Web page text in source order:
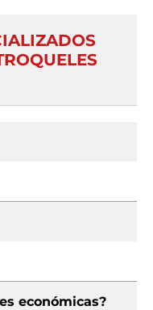
económicas?